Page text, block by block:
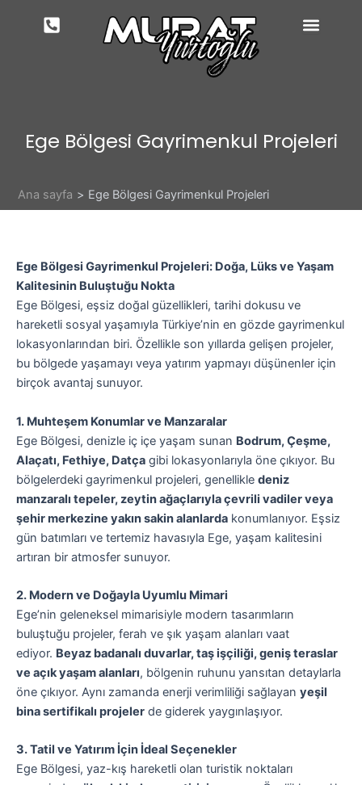
Ege Bölgesi Gayrimenkul Projeleri
Ana sayfa Ege Bölgesi Gayrimenkul Projeleri
Ege Bölgesi Gayrimenkul Projeleri: Doğa, Lüks ve Yaşam
Kalitesinin Buluştuğu Nokta
Ege Bölgesi, eşsiz doğal güzellikleri, tarihi dokusu ve
hareketli sosyal yaşamıyla Türkiye’nin en gözde gayrimenkul
lokasyonlarından biri. Özellikle son yıllarda gelişen projeler,
bu bölgede yaşamayı veya yatırım yapmayı düşünenler için
birçok avantaj sunuyor.
1. Muhteşem Konumlar ve Manzaralar
Ege Bölgesi, denizle iç içe yaşam sunan Bodrum, Çeşme,
Alaçatı, Fethiye, Datça gibi lokasyonlarıyla öne çıkıyor. Bu
bölgelerdeki gayrimenkul projeleri, genellikle deniz
manzaralı tepeler, zeytin ağaçlarıyla çevrili vadiler veya
şehir merkezine yakın sakin alanlarda konumlanıyor. Eşsiz
gün batımları ve tertemiz havasıyla Ege, yaşam kalitesini
artıran bir atmosfer sunuyor.
2. Modern ve Doğayla Uyumlu Mimari
Ege’nin geleneksel mimarisiyle modern tasarımların
buluştuğu projeler, ferah ve şık yaşam alanları vaat
ediyor. Beyaz badanalı duvarlar, taş işçiliği, geniş teraslar
ve açık yaşam alanları, bölgenin ruhunu yansıtan detaylarla
öne çıkıyor. Aynı zamanda enerji verimliliği sağlayan yeşil
bina sertifikalı projeler de giderek yaygınlaşıyor.
3. Tatil ve Yatırım İçin İdeal Seçenekler
Ege Bölgesi, yaz-kış hareketli olan turistik noktaları